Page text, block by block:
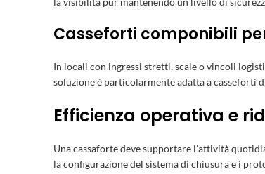
Casseforti componibili
In locali con ingressi stretti, scale o vincoli
soluzione è particolarmente adatta a casseforti
Efficienza operativa e
Una cassaforte deve supportare l’attività
la configurazione del sistema di chiusura e i